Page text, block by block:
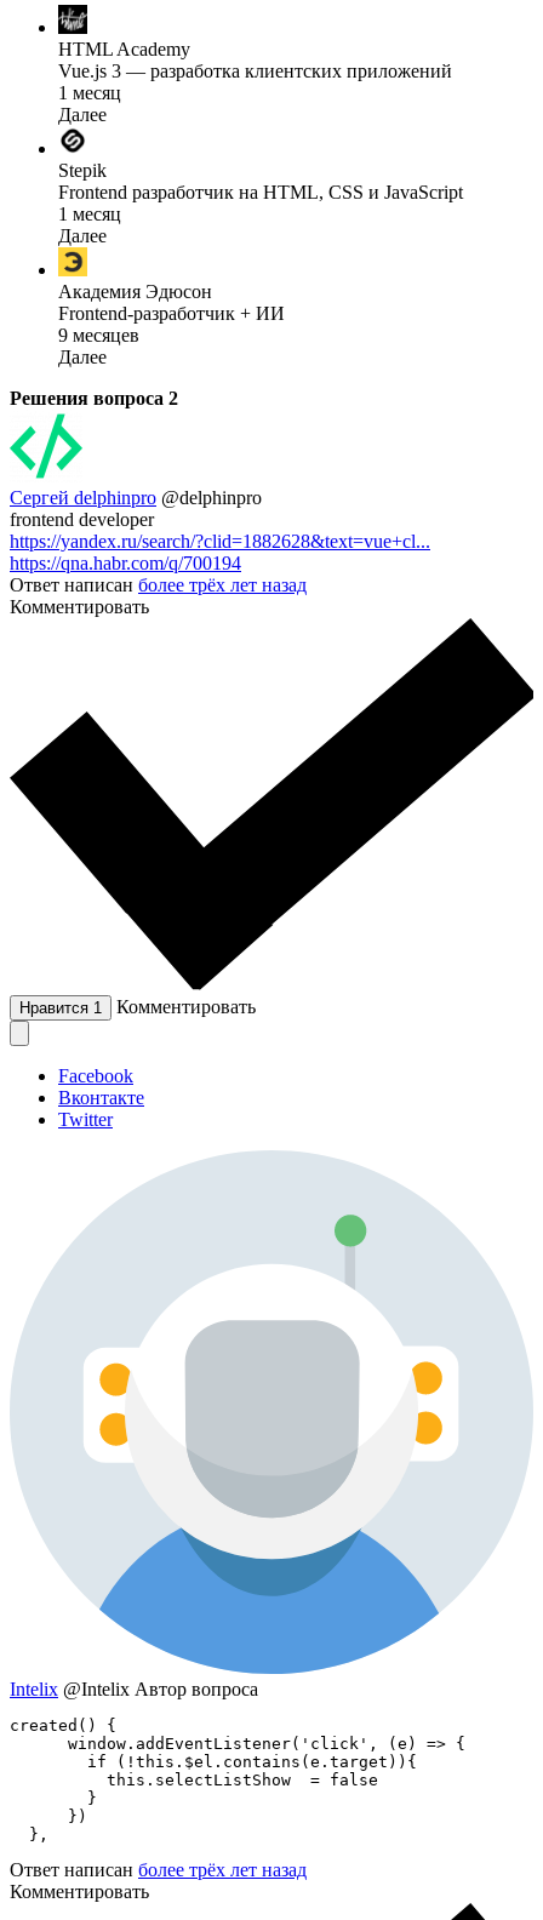
HTML Academy
Vue.js 3 — разработка клиентских приложений
1 месяц
Далее
Stepik
Frontend разработчик на HTML, CSS и JavaScript
1 месяц
Далее
Академия Эдюсон
Frontend-разработчик + ИИ
9 месяцев
Далее
Решения вопроса 2
Сергей delphinpro @delphinpro
frontend developer
https://yandex.ru/search/?clid=1882628&text=vue+cl...
https://qna.habr.com/q/700194
Ответ написан более трёх лет назад
Комментировать
Нравится 1 Комментировать
Facebook
Вконтакте
Twitter
Intelix @Intelix Автор вопроса
created() {
      window.addEventListener('click', (e) => {
        if (!this.$el.contains(e.target)){
          this.selectListShow  = false
        }
      })
  },
Ответ написан более трёх лет назад
Комментировать